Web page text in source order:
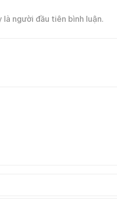
là người đầu tiên bình luận.